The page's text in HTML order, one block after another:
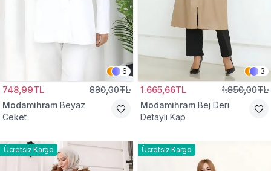
6
748,99TL 880,00TL
Modamihram Beyaz
Ceket
3
1.665,66TL 1.850,00TL
Modamihram Bej Deri
Detaylı Kap
Ücretsiz Kargo Ücretsiz Kargo